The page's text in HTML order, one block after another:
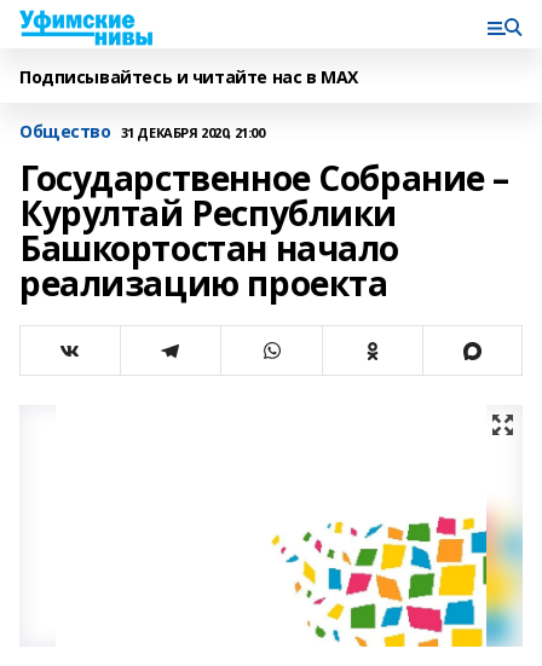
Подписывайтесь и читайте нас в MAX
Общество 31 ДЕКАБРЯ 2020, 21:00
Государственное Собрание –
Курултай Республики
Башкортостан начало
реализацию проекта